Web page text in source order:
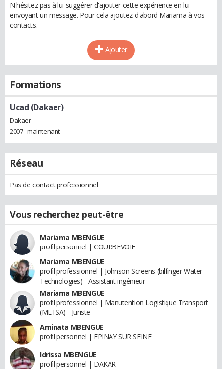
N'hésitez pas à lui suggérer d'ajouter cette expérience en lui
envoyant un message. Pour cela ajoutez d'abord Mariama à vos
contacts.
Ajouter
Formations
Ucad (Dakaer)
Dakaer
2007 - maintenant
Réseau
Pas de contact professionnel
Vous recherchez peut-être
Mariama MBENGUE
profil personnel | COURBEVOIE
Mariama MBENGUE
profil professionnel | Johnson Screens (bilfinger Water
Technologies) - Assistant ingénieur
Mariama MBENGUE
profil professionnel | Manutention Logistique Transport
(MLTSA) - Juriste
Aminata MBENGUE
profil personnel | EPINAY SUR SEINE
Idrissa MBENGUE
profil personnel | DAKAR